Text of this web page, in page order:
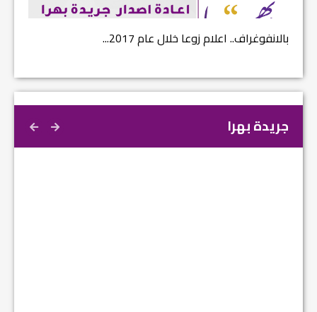
بالانفوغراف.. اعلام زوعا خلال عام 2017...
جريدة بهرا